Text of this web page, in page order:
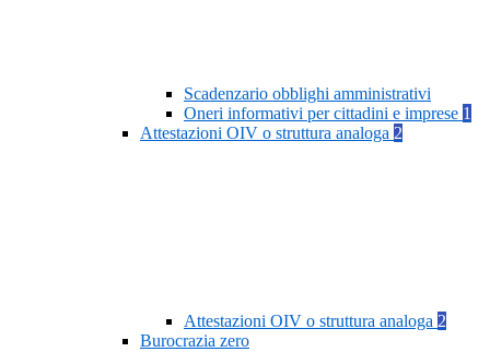
Scadenzario obblighi amministrativi
Oneri informativi per cittadini e imprese 1
Attestazioni OIV o struttura analoga 2
Attestazioni OIV o struttura analoga 2
Burocrazia zero